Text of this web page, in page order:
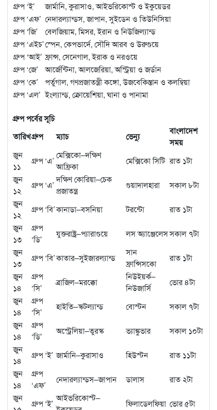
গ্রুপ ‘ই’
জার্মানি, কুরাসাও, আইভরিকোস্ট ও ইকুয়েডর
গ্রুপ ‘এফ’ নেদারল্যান্ডস, জাপান, সুইডেন ও তিউনিসিয়া
গ্রুপ ‘জি’
বেলজিয়াম, মিসর, ইরান ও নিউজিল্যান্ড
গ্রুপ ‘এইচ’স্পেন, কেপভার্দে, সৌদি আরব ও উরুগুয়ে
গ্রুপ ‘আই’ ফ্রান্স, সেনেগাল, ইরাক ও নরওয়ে
গ্রুপ ‘জে’
আর্জেন্টিনা, আলজেরিয়া, অস্ট্রিয়া ও জর্ডান
গ্রুপ ‘কে’
পর্তুগাল, গণপ্রজাতন্ত্রী কঙ্গো, উজবেকিস্তান ও কলম্বিয়া
গ্রুপ ‘এল’ ইংল্যান্ড, ক্রোয়েশিয়া, ঘানা ও পানামা
গ্রুপ পর্বের সূচি
তারিখগ্রুপ ম্যাচ ভেন্যু
বাংলাদেশ
সময়
জুন
১১
গ্রুপ ‘এ’
মেক্সিকো–দক্ষিণ
আফ্রিকা
মেক্সিকো সিটি রাত ১টা
জুন
১২
গ্রুপ ‘এ’
দক্ষিণ কোরিয়া–চেক
প্রজাতন্ত্র
গুয়াদালহারা
সকাল ৮টা
জুন
১২
গ্রুপ ‘বি’কানাডা–বসনিয়া টরন্টো
রাত ১টা
জুন
১৩
গ্রুপ
‘ডি’
যুক্তরাষ্ট্র–প্যারাগুয়ে লস অ্যাঞ্জেলেসসকাল ৭টা
জুন
১৩
গ্রুপ ‘বি’কাতার–সুইজারল্যান্ড
সান
ফ্রান্সিসকো
রাত ১টা
জুন
১৪
গ্রুপ
‘সি’
ব্রাজিল–মরক্কো
নিউইয়র্ক–
নিউজার্সি
ভোর ৪টা
জুন
১৪
গ্রুপ
‘সি’
হাইতি–স্কটল্যান্ড বোস্টন
সকাল ৭টা
জুন
১৪
গ্রুপ
‘ডি’
অস্ট্রেলিয়া–তুরস্ক ভ্যাঙ্কুভার
সকাল ১০টা
জুন
১৪
গ্রুপ ‘ই’ জার্মানি–কুরাসাও হিউস্টন
রাত ১১টা
জুন
১৪
গ্রুপ
‘এফ’
নেদারল্যান্ডস–জাপান ডালাস
রাত ২টা
জুন
গ্রুপ ‘ই’
আইভরিকোস্ট–
ফিলাডেলফিয়া ভোর ৫টা